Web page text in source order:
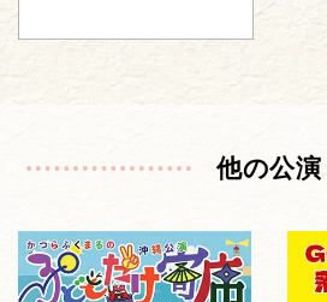
他の公演